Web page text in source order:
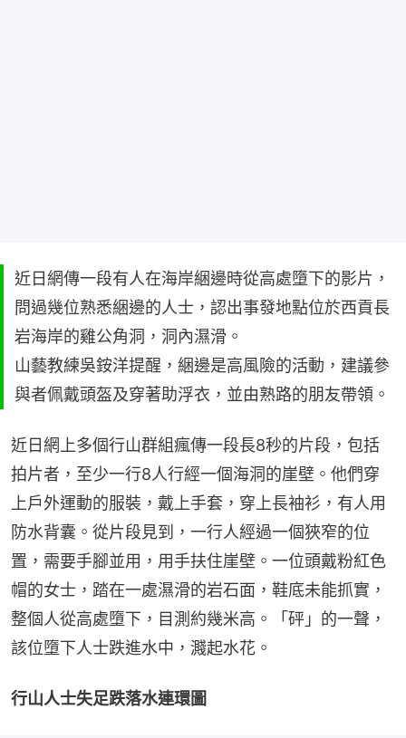
近日網傳一段有人在海岸綑邊時從高處墮下的影片，
問過幾位熟悉綑邊的人士，認出事發地點位於西貢長
岩海岸的雞公角洞，洞內濕滑。
山藝教練吳銨洋提醒，綑邊是高風險的活動，建議參
與者佩戴頭盔及穿著助浮衣，並由熟路的朋友帶領。
近日網上多個行山群組瘋傳一段長8秒的片段，包括
拍片者，至少一行8人行經一個海洞的崖壁。他們穿
上戶外運動的服裝，戴上手套，穿上長袖衫，有人用
防水背囊。從片段見到，一行人經過一個狹窄的位
置，需要手腳並用，用手扶住崖壁。一位頭戴粉紅色
帽的女士，踏在一處濕滑的岩石面，鞋底未能抓實，
整個人從高處墮下，目測約幾米高。「砰」的一聲，
該位墮下人士跌進水中，濺起水花。
行山人士失足跌落水連環圖